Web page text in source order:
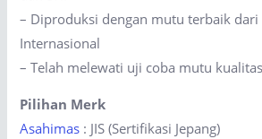
– Diproduksi dengan mutu terbaik
Internasional
– Telah melewati uji coba mutu
Pilihan Merk
Asahimas : JIS (Sertifikasi Jepang)